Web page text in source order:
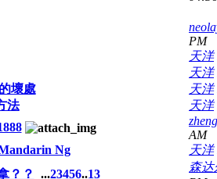
PM
天洋
天洋
壞處 天洋
法 天洋
AM
Ng 天洋
？？ ...23456..13
森